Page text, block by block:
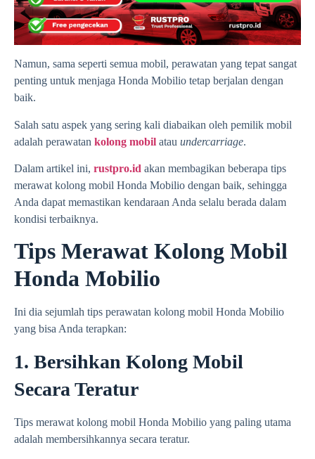
Namun, sama seperti semua mobil, perawatan yang tepat sangat
penting untuk menjaga Honda Mobilio tetap berjalan dengan
baik.
Salah satu aspek yang sering kali diabaikan oleh pemilik mobil
adalah perawatan kolong mobil atau undercarriage.
Dalam artikel ini, rustpro.id akan membagikan beberapa tips
merawat kolong mobil Honda Mobilio dengan baik, sehingga
Anda dapat memastikan kendaraan Anda selalu berada dalam
kondisi terbaiknya.
Tips Merawat Kolong Mobil
Honda Mobilio
Ini dia sejumlah tips perawatan kolong mobil Honda Mobilio
yang bisa Anda terapkan:
1. Bersihkan Kolong Mobil
Secara Teratur
Tips merawat kolong mobil Honda Mobilio yang paling utama
adalah membersihkannya secara teratur.